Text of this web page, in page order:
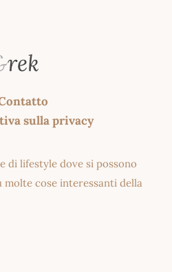
sulla privacy
di lifestyle dove si possono
cose interessanti della